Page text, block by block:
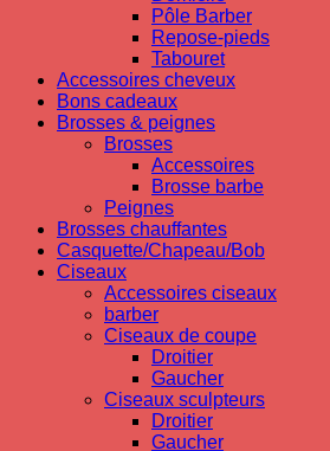
Pôle Barber
Repose-pieds
Tabouret
Accessoires cheveux
Bons cadeaux
Brosses & peignes
Brosses
Accessoires
Brosse barbe
Peignes
Brosses chauffantes
Casquette/Chapeau/Bob
Ciseaux
Accessoires ciseaux
barber
Ciseaux de coupe
Droitier
Gaucher
Ciseaux sculpteurs
Droitier
Gaucher